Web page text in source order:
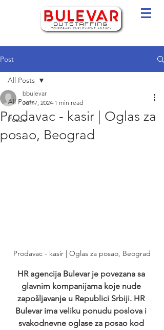
Post
All Posts
Posao
All Posts
Prodavac - kasir | Oglas za
posao, Beograd
bbulevar
Jun 7, 2024 1 min read
Prodavac - kasir | Oglas za posao, Beograd
HR agencija Bulevar je povezana sa
glavnim kompanijama koje nude
zapošljavanje u Republici Srbiji. HR
Bulevar ima veliku ponudu poslova i
svakodnevne oglase za posao kod